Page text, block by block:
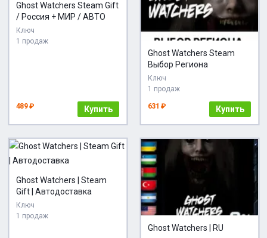
Ghost Watchers Steam Gift
/ Россия + МИР / АВТО
Ключ
1 продаж
489 ₽ Купить
Ghost Watchers Steam
Выбор Региона
Ключ
1 продаж
631 ₽ Купить
Ghost Watchers | Steam
Gift | Автодоставка
Ключ
1 продаж
Ghost Watchers | RU